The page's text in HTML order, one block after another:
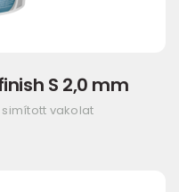
S 2,0 mm
vakolat